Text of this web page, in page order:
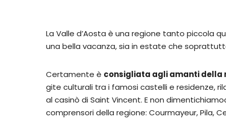
La Valle d’Aosta è una regione tanto piccola
una bella vacanza, sia in estate che
Certamente è consigliata agli amanti della
gite culturali tra i famosi castelli e residenze,
al casinò di Saint Vincent. E non
comprensori della regione: Courmayeur, Pila,